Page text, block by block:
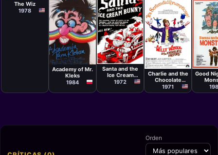
The Wiz
1978
Película
Krzysztof
Gradowski
Academy of Mr.
Kleks
1984
Película
R. Winer
Santa and the
Ice Cream
Bunny
1972
Película
Mel Stuart
Charlie and the
Chocolate
Factory
1971
Good
Orden